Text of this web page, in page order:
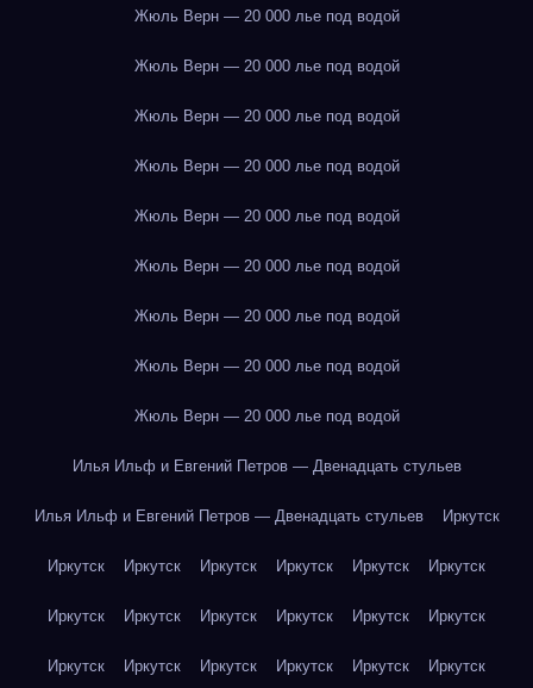
Жюль Верн — 20 000 лье под водой
Жюль Верн — 20 000 лье под водой
Жюль Верн — 20 000 лье под водой
Жюль Верн — 20 000 лье под водой
Жюль Верн — 20 000 лье под водой
Жюль Верн — 20 000 лье под водой
Жюль Верн — 20 000 лье под водой
Жюль Верн — 20 000 лье под водой
Жюль Верн — 20 000 лье под водой
Илья Ильф и Евгений Петров — Двенадцать стульев
Илья Ильф и Евгений Петров — Двенадцать стульев Иркутск
Иркутск Иркутск Иркутск Иркутск Иркутск Иркутск
Иркутск Иркутск Иркутск Иркутск Иркутск Иркутск
Иркутск Иркутск Иркутск Иркутск Иркутск Иркутск